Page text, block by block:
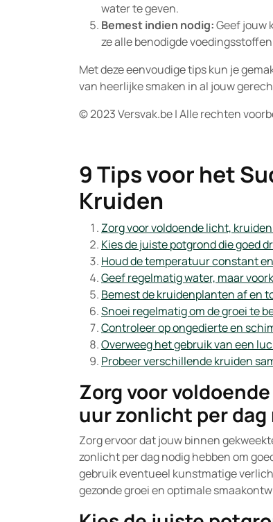
water te geven.
Bemest indien nodig:Geef jouw
ze alle benodigde
Met deze eenvoudige tips kun je
van heerlijke smaken in al jouw
© 2023 Versvak.be | Alle rechten
9 Tips voor het
Kruiden
Zorg voor voldoende licht,
Kies de juiste potgrond die goed
Houd de temperatuur constant
Geef regelmatig water, maar
Bemest de kruidenplanten af en
Snoei regelmatig om de groei te
Controleer op ongedierte en
Overweeg het gebruik van een
Probeer verschillende kruiden
Zorg voor
uur zonlicht per dag
Zorg ervoor dat jouw binnen
zonlicht per dag nodig hebben om
gebruik eventueel kunstmatige
gezonde groei en optimale